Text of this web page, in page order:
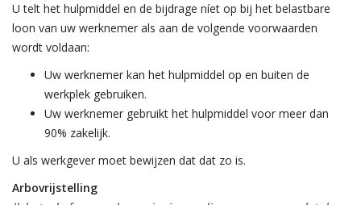
U telt het hulpmiddel en de bijdrage níet op bij het belastbare
loon van uw werknemer als aan de volgende voorwaarden
wordt voldaan:
Uw werknemer kan het hulpmiddel op en buiten de
werkplek gebruiken.
Uw werknemer gebruikt het hulpmiddel voor meer dan
90% zakelijk.
U als werkgever moet bewijzen dat dat zo is.
Arbovrijstelling